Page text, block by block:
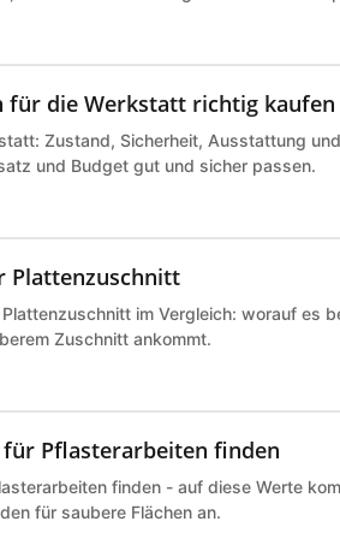
für die Werkstatt richtig kaufen
Zustand, Sicherheit, Ausstattung
und Budget gut und sicher passen.
Plattenzuschnitt
im Vergleich: worauf es
Zuschnitt ankommt.
Pflasterarbeiten finden
finden - auf diese Werte
für saubere Flächen an.